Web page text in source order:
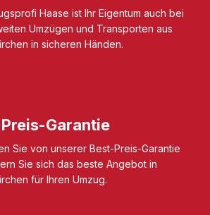
Haase ist Ihr Eigentum auch bei
Umzügen und Transporten aus
in sicheren Händen.
Garantie
Sie von unserer Best-Preis-Garantie
Sie sich das beste Angebot in
für Ihren Umzug.